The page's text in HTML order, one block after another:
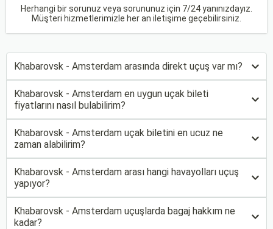
Herhangi bir sorunuz veya sorununuz için 7/24 yanınızdayız.
Müşteri hizmetlerimizle her an iletişime geçebilirsiniz.
Khabarovsk - Amsterdam arasında direkt uçuş var mı?
Khabarovsk - Amsterdam en uygun uçak bileti
fiyatlarını nasıl bulabilirim?
Khabarovsk - Amsterdam uçak biletini en ucuz ne
zaman alabilirim?
Khabarovsk - Amsterdam arası hangi havayolları uçuş
yapıyor?
Khabarovsk - Amsterdam uçuşlarda bagaj hakkım ne
kadar?